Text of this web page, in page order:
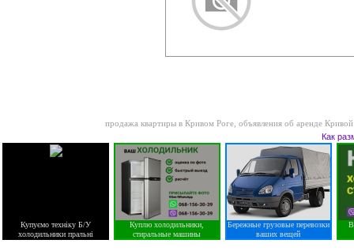
продажа квартиры в Кривом Роге ,объявления об аренде
Как
Купуємо техніку Б/У
холодильники пральні
Куплю холодильники,
стиральные машины
Бережные грузовые перевозки
ваших вещей